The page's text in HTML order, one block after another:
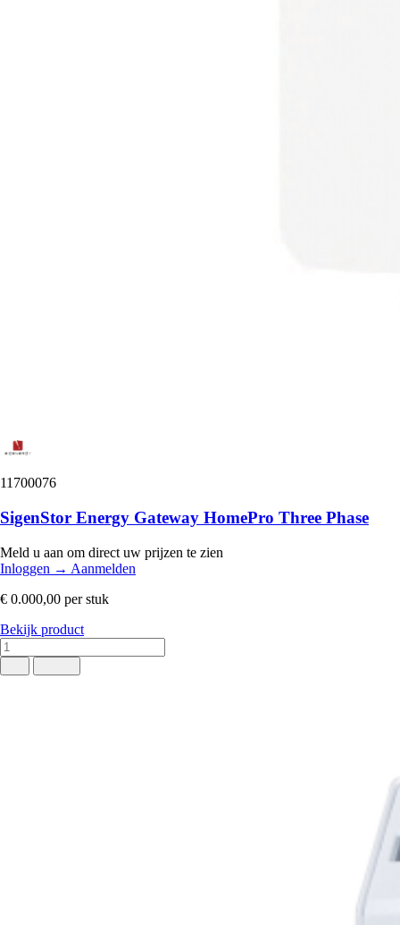
11700076
SigenStor Energy Gateway HomePro Three Phase
Meld u aan om direct uw prijzen te zien
Inloggen → Aanmelden
€ 0.000,00 per stuk
Bekijk product